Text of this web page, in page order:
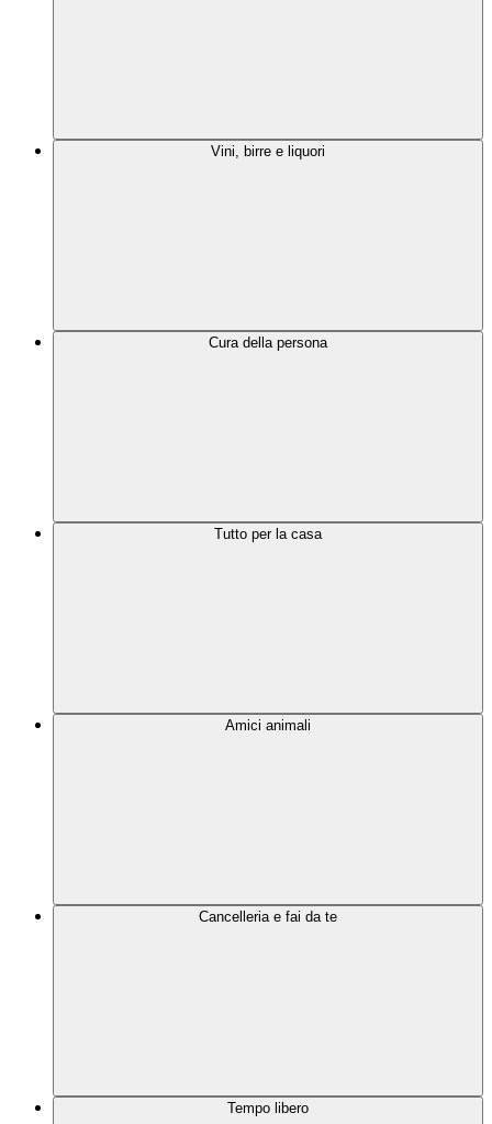
Vini, birre e liquori
Cura della persona
Tutto per la casa
Amici animali
Cancelleria e fai da te
Tempo libero